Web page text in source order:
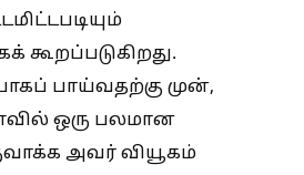
கூறப்படுகிறது.
பாய்வதற்கு முன்,
ஒரு பலமான
அவர் வியூகம்